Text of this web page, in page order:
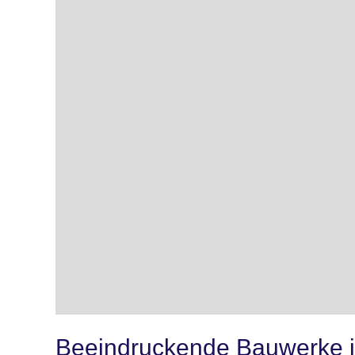
Beeindruckende Bauwerke